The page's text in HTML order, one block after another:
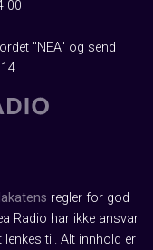
00
"NEA" og send
regler for god
Radio har ikke ansvar
til. Alt innhold er